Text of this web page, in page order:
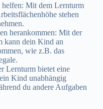
Mit dem Lernturm
stehen
herankommen: Mit der
kann dein Kind an
wie z.B. das
Lernturm bietet eine
Kind unabhängig
du andere Aufgaben